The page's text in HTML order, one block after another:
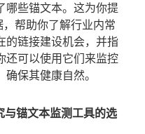
哪些锚文本。这为你提
，帮助你了解行业内常
的链接建设机会，并指
还可以使用它们来监控
保其健康自然。
与锚文本监测工具的选